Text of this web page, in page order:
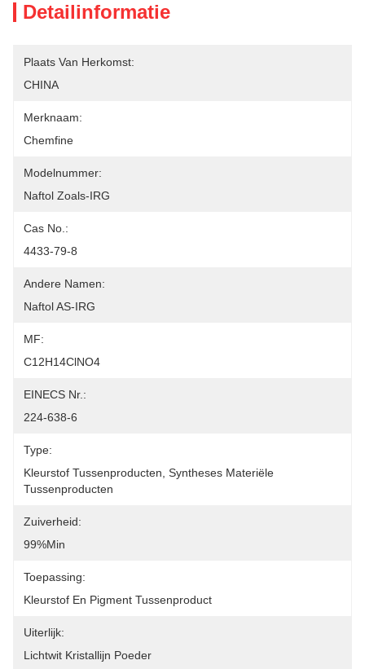
Detailinformatie
Plaats Van Herkomst:
CHINA
Merknaam:
Chemfine
Modelnummer:
Naftol Zoals-IRG
Cas No.:
4433-79-8
Andere Namen:
Naftol AS-IRG
MF:
C12H14ClNO4
EINECS Nr.:
224-638-6
Type:
Kleurstof Tussenproducten, Syntheses Materiële
Tussenproducten
Zuiverheid:
99%min
Toepassing:
Kleurstof En Pigment Tussenproduct
Uiterlijk:
Lichtwit Kristallijn Poeder